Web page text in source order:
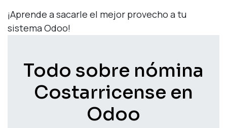
¡Aprende a sacarle el mejor provecho a tu
sistema Odoo!
Todo sobre nómina
Costarricense en
Odoo